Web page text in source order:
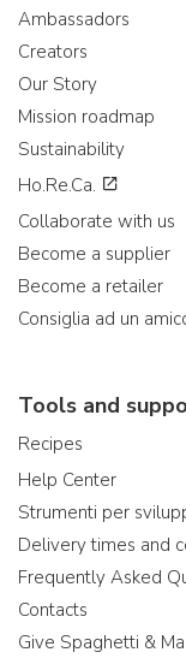
Ambassadors
Creators
Our Story
Mission roadmap
Sustainability
Ho.Re.Ca.
Collaborate with us
Become a supplier
Become a retailer
Consiglia ad un
Tools and
Recipes
Help Center
Strumenti per
Delivery times and
Frequently Asked
Contacts
Give Spaghetti &